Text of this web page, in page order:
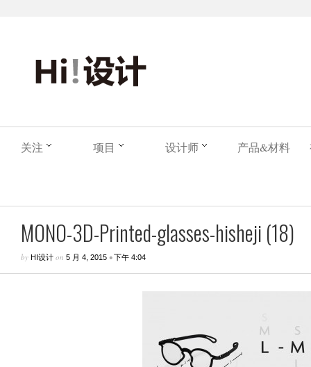
关注 项目 设计师 产品&材料
MONO-3D-Printed-glasses-hisheji (18)
by HI设计 on 5 月 4, 2015 •下午 4:04